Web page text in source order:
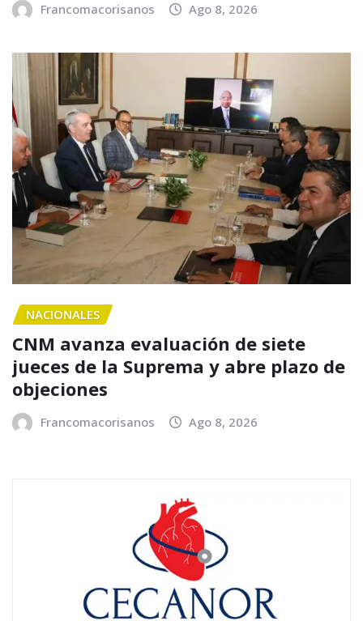
Francomacorisanos Ago 8, 2026
NACIONALES
CNM avanza evaluación de siete
jueces de la Suprema y abre plazo de
objeciones
Francomacorisanos Ago 8, 2026